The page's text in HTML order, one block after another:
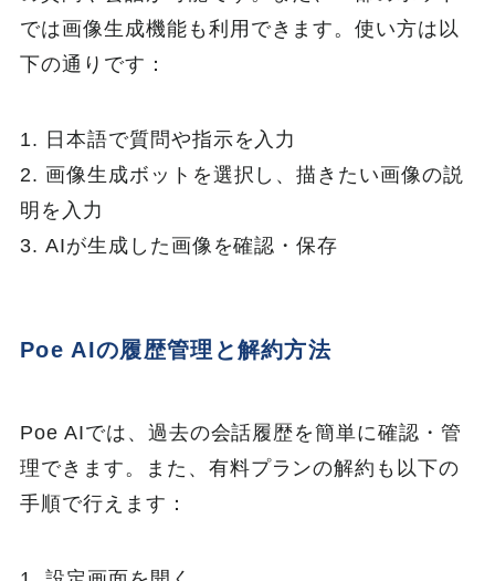
では画像生成機能も利用できます。使い方は以
下の通りです：
1. 日本語で質問や指示を入力
2. 画像生成ボットを選択し、描きたい画像の説
明を入力
3. AIが生成した画像を確認・保存
Poe AIの履歴管理と解約方法
Poe AIでは、過去の会話履歴を簡単に確認・管
理できます。また、有料プランの解約も以下の
手順で行えます：